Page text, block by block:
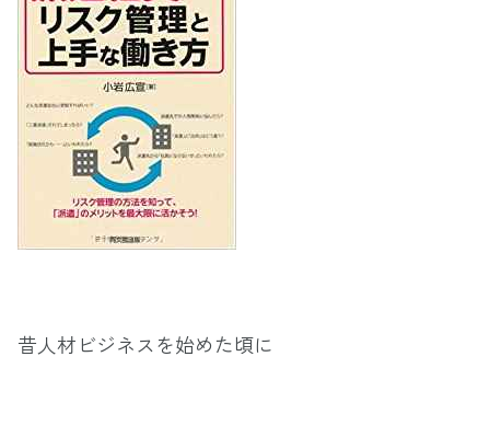
昔人材ビジネスを始めた頃に